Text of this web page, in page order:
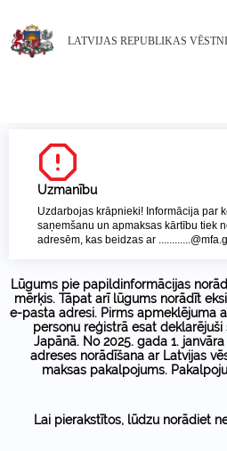
LATVIJAS REPUBLIKAS
Uzmanību
Uzdarbojas krāpnieki! Informācija par
saņemšanu un apmaksas kārtību tiek
adresēm, kas beidzas ar
Lūgums pie papildinformācijas
mērķis. Tāpat arī lūgums norādīt
e-pasta adresi. Pirms apmeklējuma
personu reģistrā esat
Japānā. No 2025. gada 1.
adreses norādīšana ar Latvijas
maksas pakalpojums.
Lai pierakstītos, lūdzu norādiet